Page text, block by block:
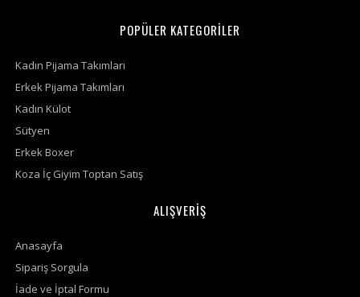
POPÜLER KATEGORİLER
Kadın Pijama Takımları
Erkek Pijama Takımları
Kadın Külot
Sütyen
Erkek Boxer
Koza İç Giyim Toptan Satış
ALIŞVERİŞ
Anasayfa
Sipariş Sorgula
İade ve İptal Formu